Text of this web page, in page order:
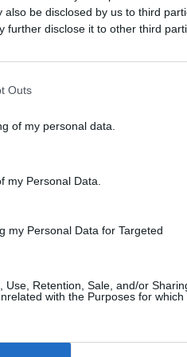
be disclosed by us to third
further disclose it to other third
Outs
of my personal data.
my Personal Data.
my Personal Data for Targeted
Use, Retention, Sale, and/or
with the Purposes for which
emelkedhet az alkoholisták
veszi sorra, és ez
belüli